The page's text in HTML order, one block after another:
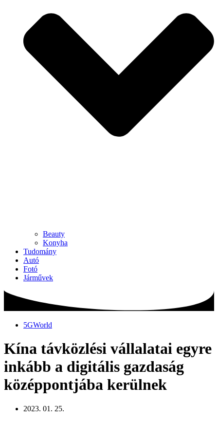
Beauty
Konyha
Tudomány
Autó
Fotó
Járművek
5GWorld
Kína távközlési vállalatai egyre
inkább a digitális gazdaság
középpontjába kerülnek
2023. 01. 25.